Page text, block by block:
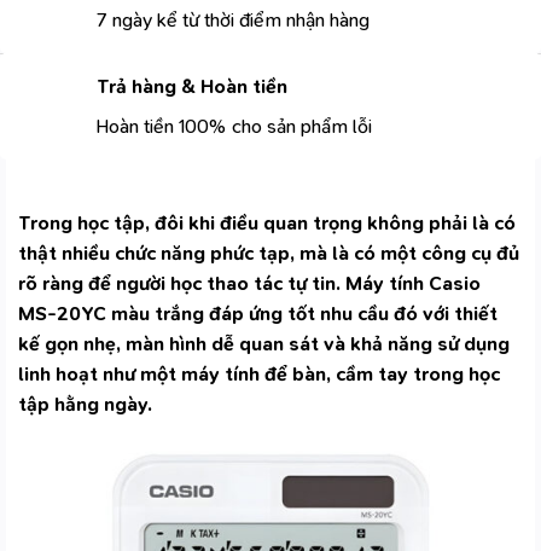
7 ngày kể từ thời điểm nhận hàng
Trả hàng & Hoàn tiền
Hoàn tiền 100% cho sản phẩm lỗi
Trong học tập, đôi khi điều quan trọng không phải là có
thật nhiều chức năng phức tạp, mà là có một công cụ đủ
rõ ràng để người học thao tác tự tin. Máy tính Casio
MS-20YC màu trắng đáp ứng tốt nhu cầu đó với thiết
kế gọn nhẹ, màn hình dễ quan sát và khả năng sử dụng
linh hoạt như một máy tính để bàn, cầm tay trong học
tập hằng ngày.